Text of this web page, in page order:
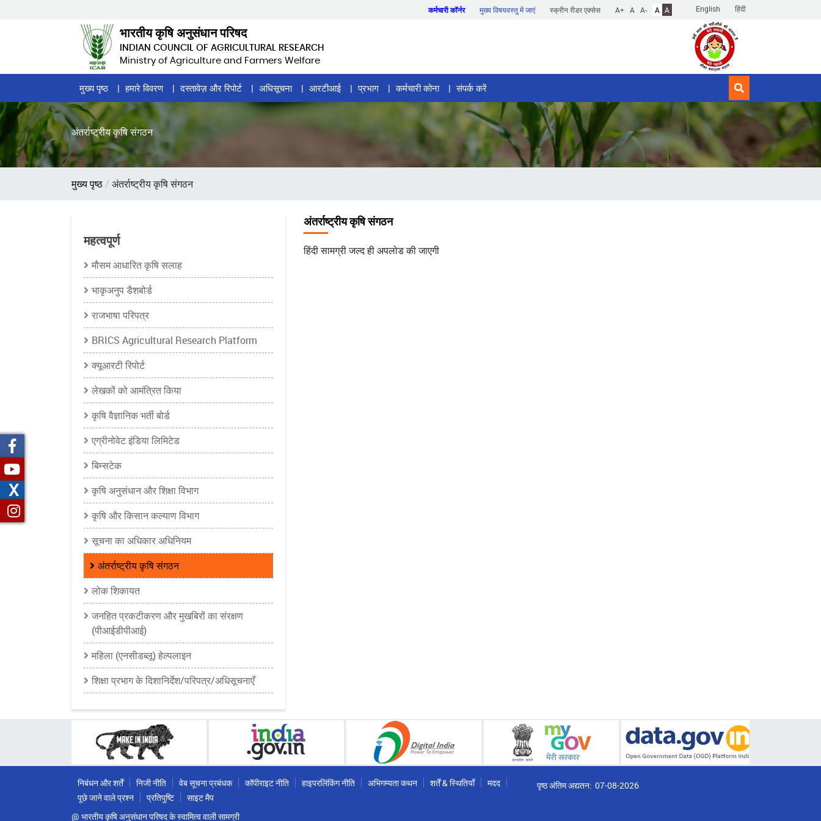
English हिंदी
कर्मचारी कॉर्नर मुख्य विषयवस्तु में जाएं स्क्रीन रीडर एक्सेस A+ A A- A A
भारतीय कृषि अनुसंधान परिषद
INDIAN COUNCIL OF AGRICULTURAL RESEARCH
Ministry of Agriculture and Farmers Welfare
Home
Page
Menu
मुख्य पृष्ठ हमारे विवरण दस्तावेज़ और रिपोर्ट अधिसूचना आरटीआई प्रभाग कर्मचारी कोना संपर्क करें
अंतर्राष्ट्रीय कृषि संगठन
पग
मुख्य पृष्ठ अंतर्राष्ट्रीय कृषि संगठन
महत्वपूर्ण
मौसम आधारित कृषि सलाह
भाकृअनुप डैशबोर्ड
राजभाषा परिपत्र
BRICS Agricultural Research Platform
क्यूआरटी रिपोर्ट
लेखकों को आमंत्रित किया
कृषि वैज्ञानिक भर्ती बोर्ड
एग्रीनोवेट इंडिया लिमिटेड
बिम्सटेक
कृषि अनुसंधान और शिक्षा विभाग
कृषि और किसान कल्याण विभाग
सूचना का अधिकार अधिनियम
अंतर्राष्ट्रीय कृषि संगठन
लोक शिकायत
जनहित प्रकटीकरण और मुखबिरों का संरक्षण
(पीआईडीपीआई)
महिला (एनसीडब्लू) हेल्पलाइन
शिक्षा प्रभाग के दिशानिर्देश/परिपत्र/अधिसूचनाएँ
अंतर्राष्ट्रीय कृषि संगठन
हिंदी सामग्री जल्द ही अपलोड की जाएगी
निबंधन और शर्तें निजी नीति वेब सूचना प्रबंधक कॉपीराइट नीति हाइपरलिंकिंग नीति अभिगम्यता कथन शर्तें & स्थितियाँ
मदद
पूछे जाने वाले प्रश्न
प्रतिपुष्टि
साइट मैप
@ भारतीय कृषि अनुसंधान परिषद के स्वामित्व वाली सामग्री
पृष्ठ अंतिम अद्यतन: 07-08-2026
X